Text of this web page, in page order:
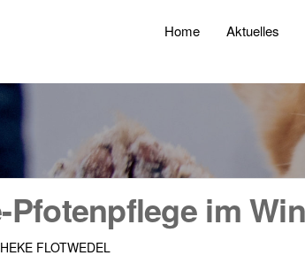
Home Aktuelles
Pfotenpflege im
FLOTWEDEL